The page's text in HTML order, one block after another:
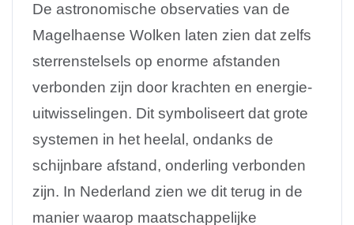
De astronomische observaties van de
Magelhaense Wolken laten zien dat zelfs
sterrenstelsels op enorme afstanden
verbonden zijn door krachten en energie-
uitwisselingen. Dit symboliseert dat grote
systemen in het heelal, ondanks de
schijnbare afstand, onderling verbonden
zijn. In Nederland zien we dit terug in de
manier waarop maatschappelijke